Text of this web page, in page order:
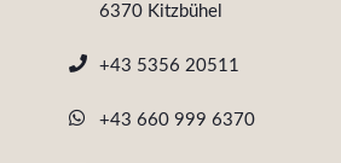
6370 Kitzbühel
+43 5356 20511
+43 660 999 6370